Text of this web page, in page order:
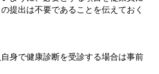
提出は不要であることを伝えておく
身で健康診断を受診する場合は事前